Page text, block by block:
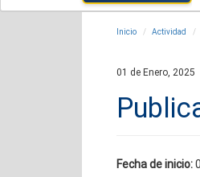
Inicio Actividad
01 de Enero, 2025
Fecha de inicio: